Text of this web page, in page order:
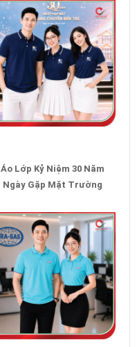
Áo Lớp Kỷ Niệm 30 Năm
Ngày Gặp Mặt Trường